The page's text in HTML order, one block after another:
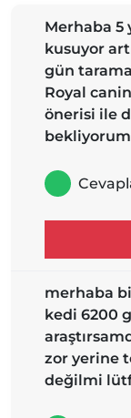
Merhaba 5
kusuyor
gün
Royal
önerisi ile
bekliyorum
merhaba
kedi 6200
zor yerine
değilmi